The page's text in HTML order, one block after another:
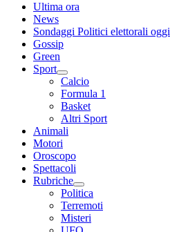
Ultima ora
News
Sondaggi Politici elettorali oggi
Gossip
Green
Sport
Calcio
Formula 1
Basket
Altri Sport
Animali
Motori
Oroscopo
Spettacoli
Rubriche
Politica
Terremoti
Misteri